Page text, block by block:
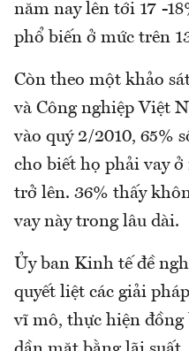
năm nay lên tới 17 -
phổ biến ở mức trên
Còn theo một khảo
và Công nghiệp Việt
vào quý 2/2010, 65%
cho biết họ phải vay ở
trở lên. 36% thấy
vay này trong lâu dài.
Ủy ban Kinh tế đề
quyết liệt các giải
vĩ mô, thực hiện đồng